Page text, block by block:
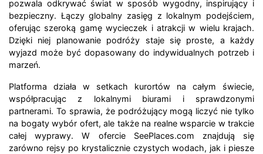
pozwala odkrywać świat w sposób wygodny, inspirujący i
bezpieczny. Łączy globalny zasięg z lokalnym podejściem,
oferując szeroką gamę wycieczek i atrakcji w wielu krajach.
Dzięki niej planowanie podróży staje się proste, a każdy
wyjazd może być dopasowany do indywidualnych potrzeb i
marzeń.
Platforma działa w setkach kurortów na całym świecie,
współpracując z lokalnymi biurami i sprawdzonymi
partnerami. To sprawia, że podróżujący mogą liczyć nie tylko
na bogaty wybór ofert, ale także na realne wsparcie w trakcie
całej wyprawy. W ofercie SeePlaces.com znajdują się
zarówno rejsy po krystalicznie czystych wodach, jak i piesze